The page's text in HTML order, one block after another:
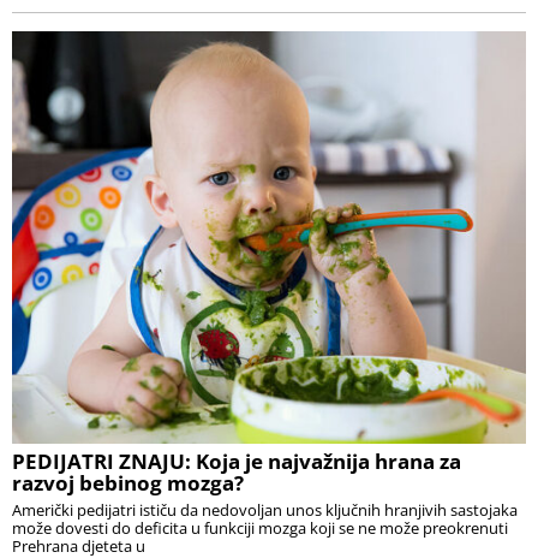
PEDIJATRI ZNAJU: Koja je najvažnija hrana za
razvoj bebinog mozga?
Američki pedijatri ističu da nedovoljan unos ključnih hranjivih sastojaka
može dovesti do deficita u funkciji mozga koji se ne može preokrenuti
Prehrana djeteta u